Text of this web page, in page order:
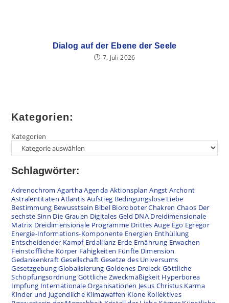
Dialog auf der Ebene der Seele
7. Juli 2026
Kategorien:
Kategorien
Schlagwörter:
Adrenochrom AgarthaAgenda Aktionsplan Angst Archont
Astralentitäten Atlantis Aufstieg Bedingungslose Liebe
Bestimmung Bewusstsein Bibel BioroboterChakren Chaos Der
sechste Sinn Die Grauen Digitales Geld DNA Dreidimensionale
Matrix Dreidimensionale Programme Drittes Auge Ego Egregor
Energie-Informations-Komponente Energien Enthüllung
Entscheidender Kampf Erdallianz Erde Ernährung Erwachen
Feinstoffliche Körper Fähigkeiten Fünfte Dimension
Gedankenkraft Gesellschaft Gesetze des Universums
GesetzgebungGlobalisierung Goldenes Dreieck Göttliche
Schöpfungsordnung Göttliche Zweckmäßigkeit Hyperborea
Impfung Internationale Organisationen Jesus Christus Karma
Kinder und Jugendliche Klimawaffen Klone Kollektives